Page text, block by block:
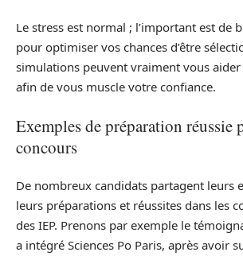
Le stress est normal ; l’important est de
pour optimiser vos chances d’être
simulations peuvent vraiment vous aider
afin de vous muscle votre confiance.
Exemples de préparation réussie
concours
De nombreux candidats partagent leurs
leurs préparations et réussites dans les
des IEP. Prenons par exemple le
a intégré Sciences Po Paris, après avoir